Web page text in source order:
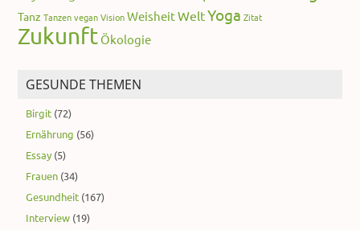
Tanz Tanzen vegan Vision WeisheitWeltYoga Zitat
Zukunft Ökologie
GESUNDE THEMEN
Birgit (72)
Ernährung (56)
Essay (5)
Frauen (34)
Gesundheit (167)
Interview (19)